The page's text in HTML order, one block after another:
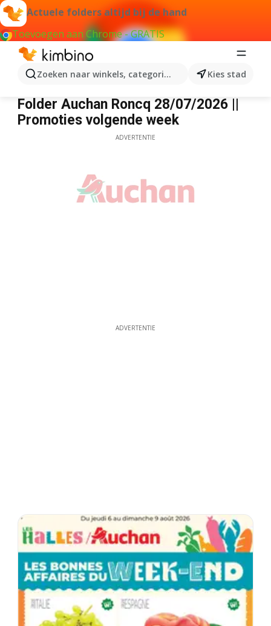
Actuele folders altijd bij de hand
Toevoegen aan Chrome - GRATIS
Zoeken naar winkels, categorieën, producten...
Kies stad
Auchan
Folder Auchan Roncq 28/07/2026 ||
Promoties volgende week
ADVERTENTIE
ADVERTENTIE